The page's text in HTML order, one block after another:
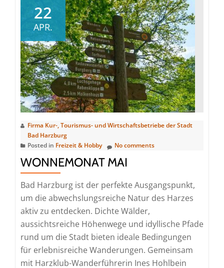
drei
Hausberge
von
Bad
Harzburg
22
APR.
Firma Kur-, Tourismus- und Wirtschaftsbetriebe der Stadt
Bad Harzburg
Posted in Freizeit & Hobby No comments
WONNEMONAT MAI
Bad Harzburg ist der perfekte Ausgangspunkt,
um die abwechslungsreiche Natur des Harzes
aktiv zu entdecken. Dichte Wälder,
aussichtsreiche Höhenwege und idyllische Pfade
rund um die Stadt bieten ideale Bedingungen
für erlebnisreiche Wanderungen. Gemeinsam
mit Harzklub-Wanderführerin Ines Hohlbein